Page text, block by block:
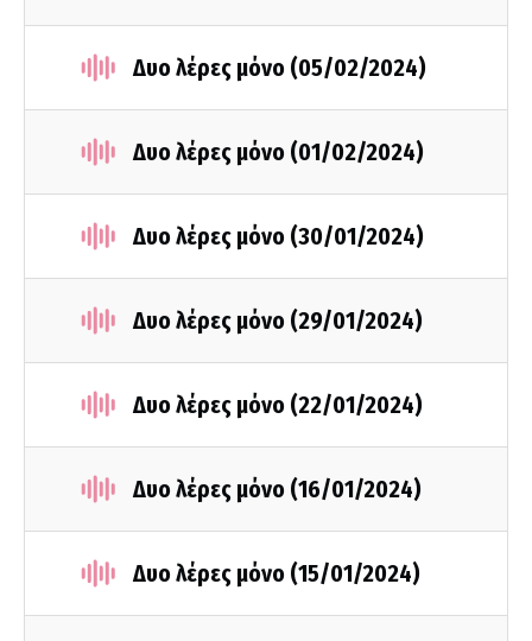
Δυο λέρες μόνο (05/02/2024)
Δυο λέρες μόνο (01/02/2024)
Δυο λέρες μόνο (30/01/2024)
Δυο λέρες μόνο (29/01/2024)
Δυο λέρες μόνο (22/01/2024)
Δυο λέρες μόνο (16/01/2024)
Δυο λέρες μόνο (15/01/2024)